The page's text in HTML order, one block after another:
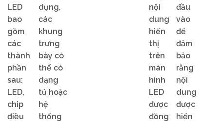
LED
bao
gồm
các
thành
phần
sau:
LED,
chip
điều
dụng,
các
khung
trưng
bày có
thể có
dạng
tủ hoặc
hệ
thống
nội
dung
hiển
thị
trên
màn
hình
LED
được
đồng
đầu
vào
để
đảm
bảo
rằng
nội
dung
được
hiển